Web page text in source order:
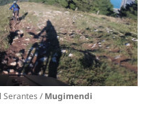
Serantes / Mugimendi